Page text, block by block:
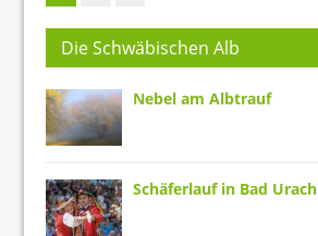
Die Schwäbischen Alb
Nebel am Albtrauf
Schäferlauf in Bad Urach